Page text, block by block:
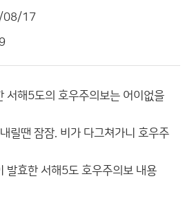
08/17
서해5도의 호우주의보는 어이없을
릴땐 잠잠. 비가 다그쳐가니 호우주
발효한 서해5도 호우주의보 내용